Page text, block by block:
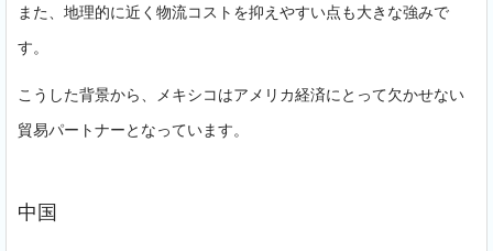
また、地理的に近く物流コストを抑えやすい点も大きな強みで
す。
こうした背景から、メキシコはアメリカ経済にとって欠かせない
貿易パートナーとなっています。
中国